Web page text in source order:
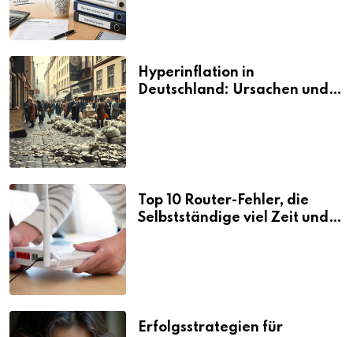
Hyperinflation in
Deutschland: Ursachen und
Top 10 Router-Fehler, die
Selbstständige viel Zeit und
Erfolgsstrategien für